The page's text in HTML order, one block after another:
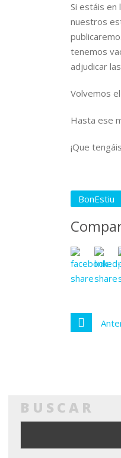
Si estáis en
nuestros
tenemos
adjudicar
Volvemos
Hasta ese
¡Que
BonEstiu
BUSCAR